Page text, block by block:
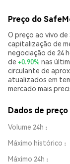
Preço do
O preço ao vivo de
capitalização de
negociação de 24
de +0.90% nas
circulante de
atualizados em
mercado mais
Dados de preço
Volume 24h
Máximo histórico
Máximo 24h